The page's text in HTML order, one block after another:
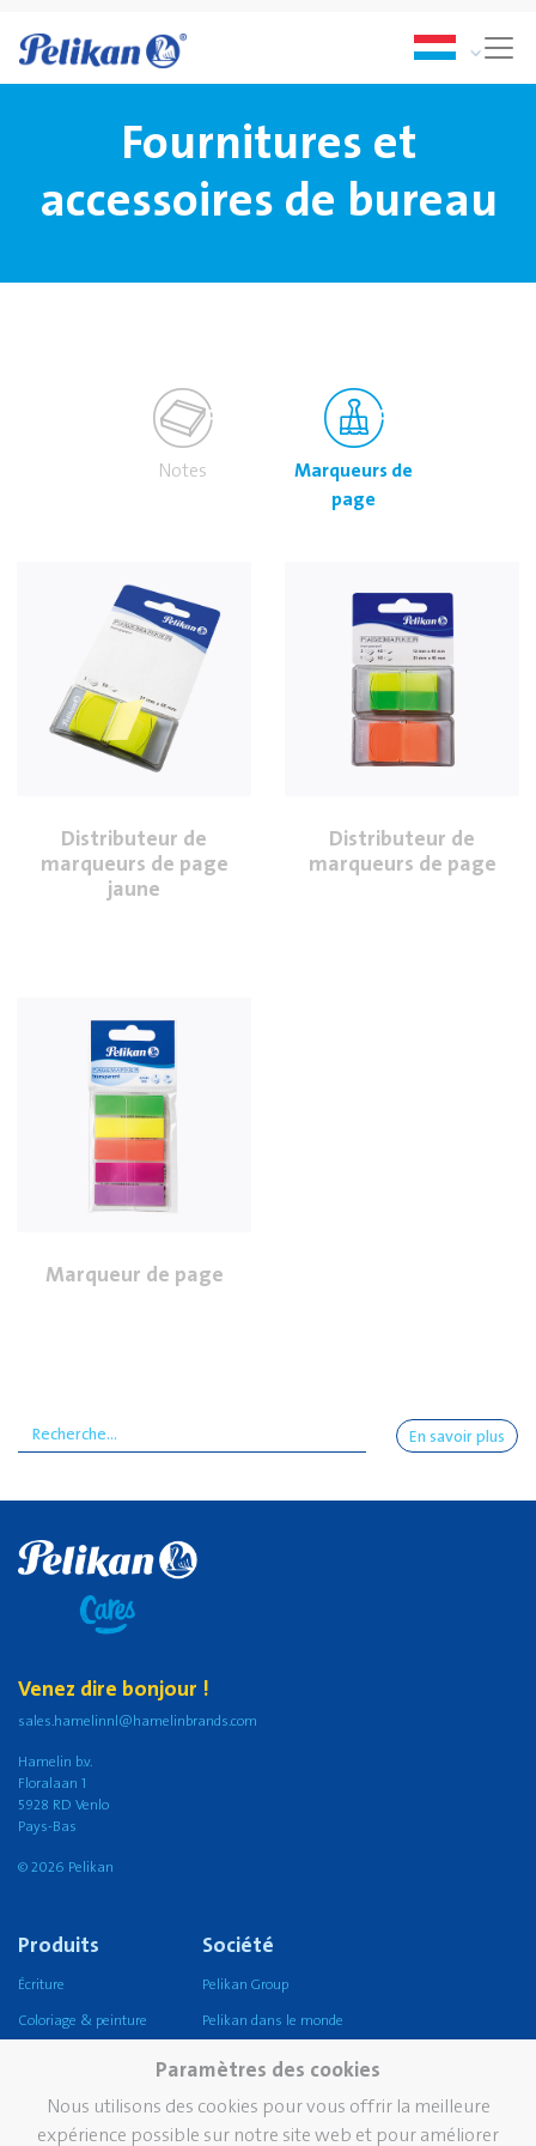
Fournitures et
accessoires de bureau
Notes
Marqueurs de
page
Distributeur de
marqueurs de page
jaune
Distributeur de
marqueurs de page
Marqueur de page
En savoir plus
Venez dire bonjour !
sales.hamelinnl@hamelinbrands.com
Hamelin b.v.
Floralaan 1
5928 RD Venlo
Pays-Bas
© 2026 Pelikan
Produits
Écriture
Coloriage & peinture
Corriger et effacer
Société
Pelikan Group
Pelikan dans le monde
valeurs
Durabilité
Paramètres des cookies
Nous utilisons des cookies pour vous offrir la meilleure
expérience possible sur notre site web et pour améliorer